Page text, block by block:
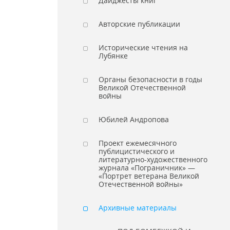
Авторские публикации
Исторические чтения на
Лубянке
Органы безопасности в годы
Великой Отечественной
войны
Юбилей Андропова
Проект ежемесячного
публицистического и
литературно-художественного
журнала «Пограничник» —
«Портрет ветерана Великой
Отечественной войны»
Архивные материалы